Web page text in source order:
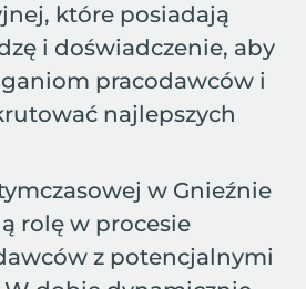
które posiadają
i doświadczenie, aby
pracodawców i
najlepszych
w Gnieźnie
rolę w procesie
z potencjalnymi